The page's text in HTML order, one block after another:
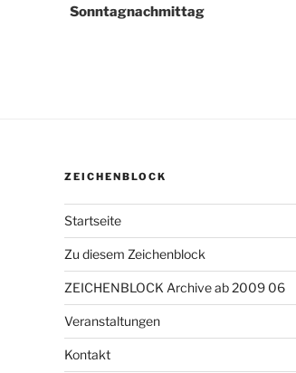
Sonntagnachmittag
ZEICHENBLOCK
Startseite
Zu diesem Zeichenblock
ZEICHENBLOCK Archive ab 2009 06
Veranstaltungen
Kontakt